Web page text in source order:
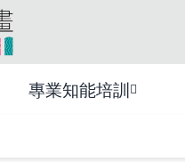
專業知能培訓